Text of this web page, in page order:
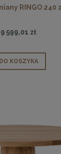
RINGO 240
9 599,01 zł
DO KOSZYKA